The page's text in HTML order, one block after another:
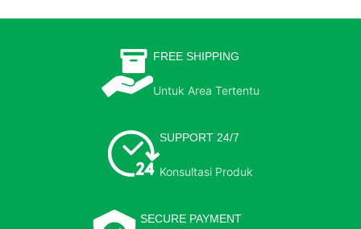
FREE SHIPPING
Untuk Area Tertentu
SUPPORT 24/7
Konsultasi Produk
SECURE PAYMENT